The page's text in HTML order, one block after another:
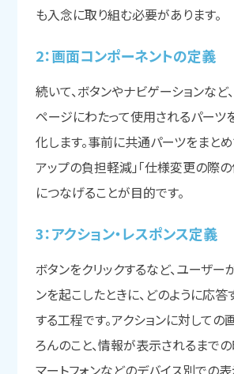
も入念に取り組む必要があります。
2：画面コンポーネントの定義
続いて、ボタンやナビゲーションなど
ページにわたって使用されるパーツ
化します。事前に共通パーツをまとめ
アップの負担軽減」「仕様変更の際
につなげることが目的です。
3：アクション・レスポンス定義
ボタンをクリックするなど、ユーザー
ンを起こしたときに、どのように応
する工程です。アクションに対して
ろんのこと、情報が表示されるまで
マートフォンなどのデバイス別での